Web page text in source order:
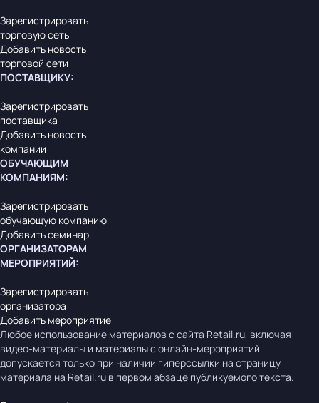
Зарегистрировать
торговую сеть
Добавить новость
торговой сети
ПОСТАВЩИКУ:
Зарегистрировать
поставщика
Добавить новость
компании
ОБУЧАЮЩИМ
КОМПАНИЯМ:
Зарегистрировать
обучающую компанию
Добавить семинар
ОРГАНИЗАТОРАМ
МЕРОПРИЯТИЙ:
Зарегистрировать
организатора
Добавить мероприятие
Любое использование материалов с сайта Retail.ru, включая
видео-материалы и материалы с онлайн-мероприятий
допускается только при наличии гиперссылки на страницу
материала на Retail.ru в первом абзаце публикуемого текста.